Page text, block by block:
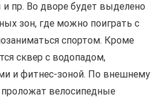
пр. Во дворе будет выделено
зон, где можно поиграть с
спортом. Кроме
сквер с водопадом,
и фитнес-зоной. По внешнему
велосипедные